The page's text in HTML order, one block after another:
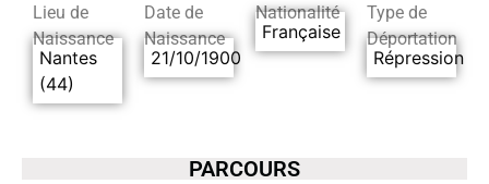
Lieu de
Naissance
Nantes
(44)
Date de
Naissance
21/10/1900
Nationalité
Française
Type de
Déportation
Répression
PARCOURS